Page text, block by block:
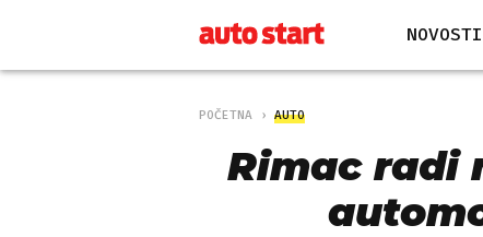
NOVOSTI
POČETNA AUTO
Rimac radi